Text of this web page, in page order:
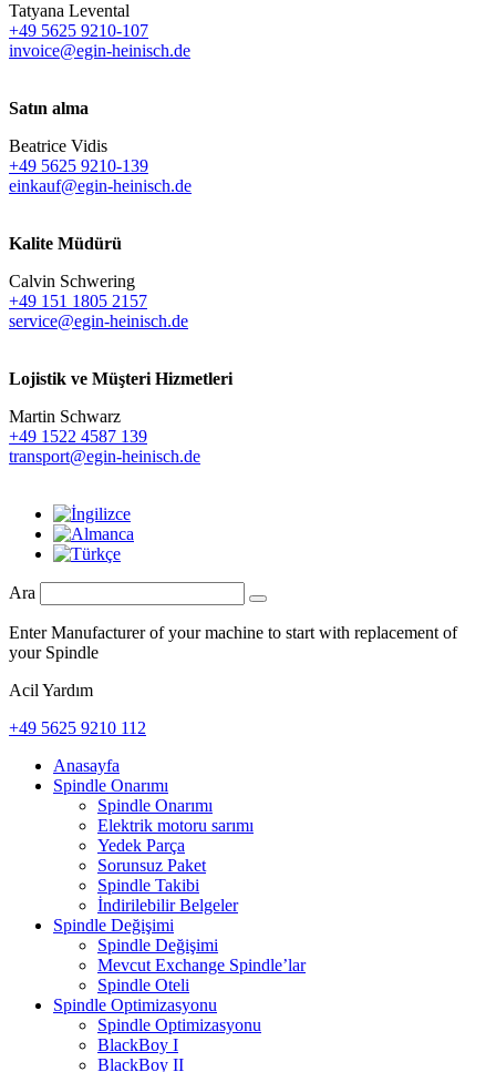
Tatyana Levental
+49 5625 9210-107
invoice@egin-heinisch.de
Satın alma
Beatrice Vidis
+49 5625 9210-139
einkauf@egin-heinisch.de
Kalite Müdürü
Calvin Schwering
+49 151 1805 2157
service@egin-heinisch.de
Lojistik ve Müşteri Hizmetleri
Martin Schwarz
+49 1522 4587 139
transport@egin-heinisch.de
Ara
Enter Manufacturer of your machine to start with replacement of
your Spindle
Acil Yardım
+49 5625 9210 112
Anasayfa
Spindle Onarımı
Spindle Onarımı
Elektrik motoru sarımı
Yedek Parça
Sorunsuz Paket
Spindle Takibi
İndirilebilir Belgeler
Spindle Değişimi
Spindle Değişimi
Mevcut Exchange Spindle’lar
Spindle Oteli
Spindle Optimizasyonu
Spindle Optimizasyonu
BlackBoy I
BlackBoy II